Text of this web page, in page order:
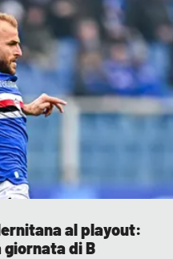
al playout:
di B